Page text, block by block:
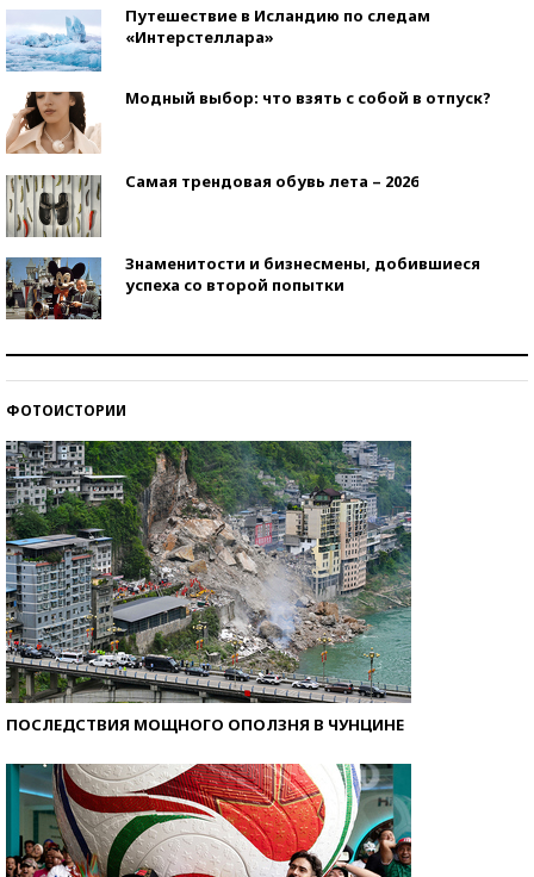
Путешествие в Исландию по следам
«Интерстеллара»
Модный выбор: что взять с собой в отпуск?
Самая трендовая обувь лета – 2026
Знаменитости и бизнесмены, добившиеся
успеха со второй попытки
ФОТОИСТОРИИ
ПОСЛЕДСТВИЯ МОЩНОГО ОПОЛЗНЯ В ЧУНЦИНЕ